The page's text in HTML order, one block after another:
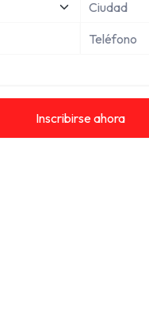
Inscribirse ahora